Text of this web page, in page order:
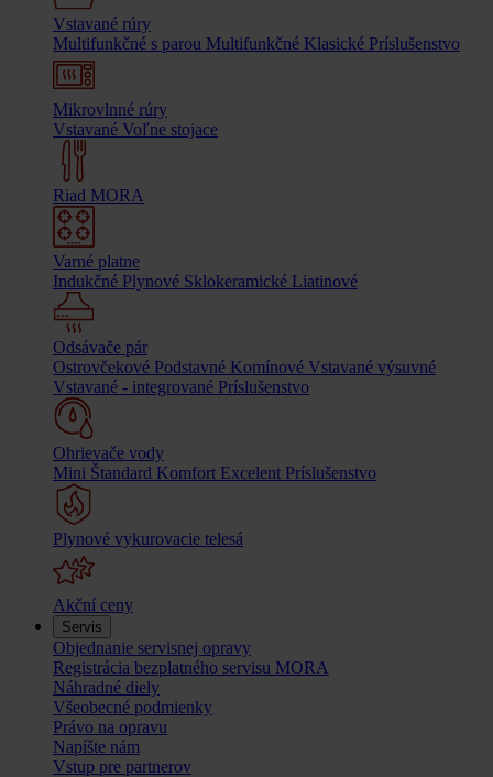
Vstavané rúry
Multifunkčné s parou Multifunkčné Klasické Príslušenstvo
Mikrovlnné rúry
Vstavané Voľne stojace
Riad MORA
Varné platne
Indukčné Plynové Sklokeramické Liatinové
Odsávače pár
Ostrovčekové Podstavné Komínové Vstavané výsuvné
Vstavané - integrované Príslušenstvo
Ohrievače vody
Mini Štandard Komfort Excelent Príslušenstvo
Plynové vykurovacie telesá
Akční ceny
Servis
Objednanie servisnej opravy
Registrácia bezplatného servisu MORA
Náhradné diely
Všeobecné podmienky
Právo na opravu
Napíšte nám
Vstup pre partnerov